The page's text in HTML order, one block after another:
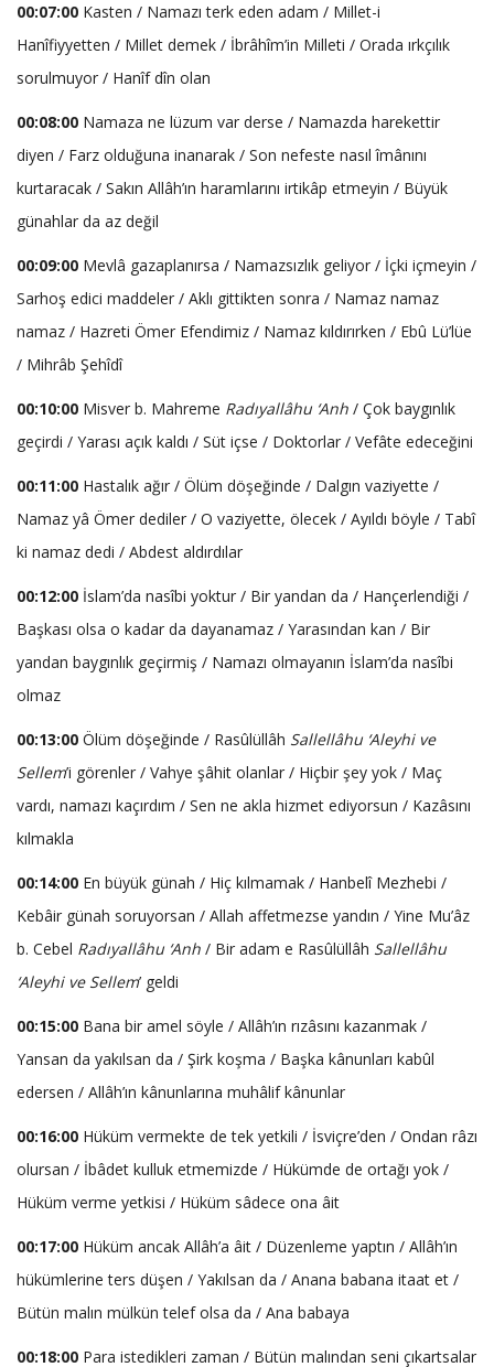
00:07:00 Kasten / Namazı terk eden adam / Millet-i
Hanîfiyyetten / Millet demek / İbrâhîm’in Milleti / Orada ırkçılık
sorulmuyor / Hanîf dîn olan
00:08:00 Namaza ne lüzum var derse / Namazda harekettir
diyen / Farz olduğuna inanarak / Son nefeste nasıl îmânını
kurtaracak / Sakın Allâh’ın haramlarını irtikâp etmeyin / Büyük
günahlar da az değil
00:09:00 Mevlâ gazaplanırsa / Namazsızlık geliyor / İçki içmeyin /
Sarhoş edici maddeler / Aklı gittikten sonra / Namaz namaz
namaz / Hazreti Ömer Efendimiz / Namaz kıldırırken / Ebû Lü’lüe
/ Mihrâb Şehîdî
00:10:00 Misver b. Mahreme Radıyallâhu ‘Anh / Çok baygınlık
geçirdi / Yarası açık kaldı / Süt içse / Doktorlar / Vefâte edeceğini
00:11:00 Hastalık ağır / Ölüm döşeğinde / Dalgın vaziyette /
Namaz yâ Ömer dediler / O vaziyette, ölecek / Ayıldı böyle / Tabî
ki namaz dedi / Abdest aldırdılar
00:12:00 İslam’da nasîbi yoktur / Bir yandan da / Hançerlendiği /
Başkası olsa o kadar da dayanamaz / Yarasından kan / Bir
yandan baygınlık geçirmiş / Namazı olmayanın İslam’da nasîbi
olmaz
00:13:00 Ölüm döşeğinde / Rasûlüllâh Sallellâhu ‘Aleyhi ve
Sellem’i görenler / Vahye şâhit olanlar / Hiçbir şey yok / Maç
vardı, namazı kaçırdım / Sen ne akla hizmet ediyorsun / Kazâsını
kılmakla
00:14:00 En büyük günah / Hiç kılmamak / Hanbelî Mezhebi /
Kebâir günah soruyorsan / Allah affetmezse yandın / Yine Mu’âz
b. Cebel Radıyallâhu ‘Anh / Bir adam e Rasûlüllâh Sallellâhu
‘Aleyhi ve Sellem’ geldi
00:15:00 Bana bir amel söyle / Allâh’ın rızâsını kazanmak /
Yansan da yakılsan da / Şirk koşma / Başka kânunları kabûl
edersen / Allâh’ın kânunlarına muhâlif kânunlar
00:16:00 Hüküm vermekte de tek yetkili / İsviçre’den / Ondan râzı
olursan / İbâdet kulluk etmemizde / Hükümde de ortağı yok /
Hüküm verme yetkisi / Hüküm sâdece ona âit
00:17:00 Hüküm ancak Allâh’a âit / Düzenleme yaptın / Allâh’ın
hükümlerine ters düşen / Yakılsan da / Anana babana itaat et /
Bütün malın mülkün telef olsa da / Ana babaya
00:18:00 Para istedikleri zaman / Bütün malından seni çıkartsalar